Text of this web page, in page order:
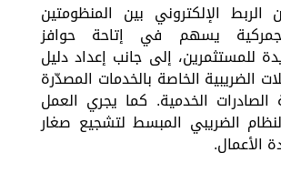
الإلكتروني بين المنظومتين
يسهم في إتاحة حوافز
للمستثمرين، إلى جانب إعداد دليل
الضريبية الخاصة بالخدمات المصدّرة
الصادرات الخدمية. كما يجري العمل
الضريبي المبسط لتشجيع صغار
الأعمال.